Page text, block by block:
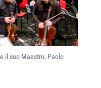
il suo Maestro, Paolo